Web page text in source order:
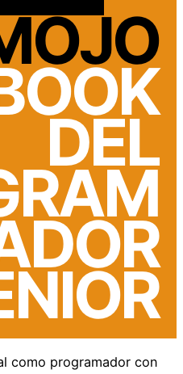
DEL
como programador con